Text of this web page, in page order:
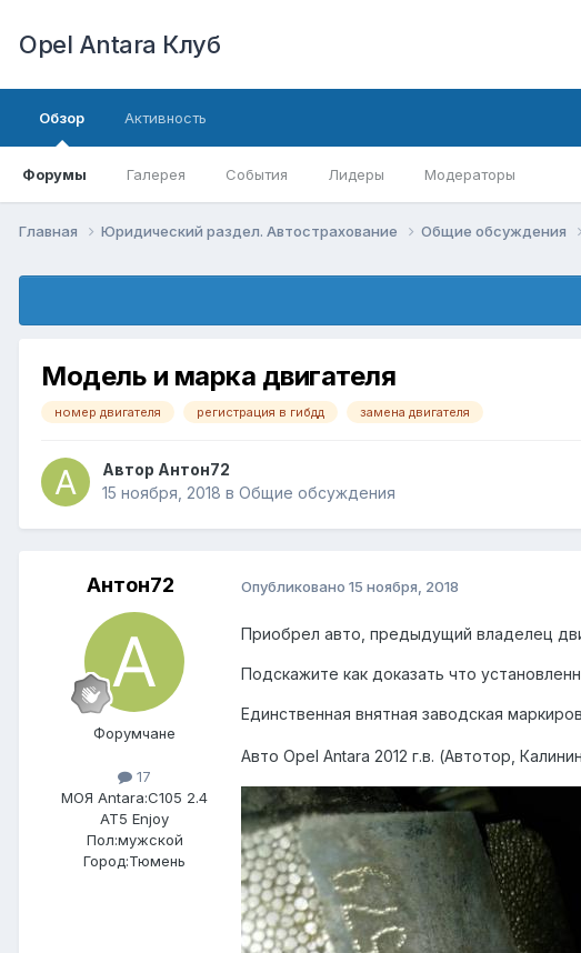
Opel Antara Клуб
Обзор
Форумы Галерея События Лидеры Модераторы
Активность
Главная Юридический раздел. Автострахование Общие обсуждения
Модель и марка двигателя
номер двигателя регистрация в гибдд замена двигателя
Автор Антон72
15 ноября, 2018 в Общие обсуждения
Антон72
Форумчане
17
МОЯ Antara:C105 2.4
AT5 Enjoy
Пол:мужской
Город:Тюмень
Опубликовано 15 ноября, 2018
Приобрел авто, предыдущий владелец
Подскажите как доказать что
Единственная внятная заводская
Авто Opel Antara 2012 г.в. (Автотор,